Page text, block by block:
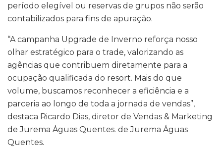
período elegível ou reservas de grupos não serão
contabilizados para fins de apuração.
“A campanha Upgrade de Inverno reforça nosso
olhar estratégico para o trade, valorizando as
agências que contribuem diretamente para a
ocupação qualificada do resort. Mais do que
volume, buscamos reconhecer a eficiência e a
parceria ao longo de toda a jornada de vendas”,
destaca Ricardo Dias, diretor de Vendas & Marketing
de Jurema Águas Quentes. de Jurema Águas
Quentes.